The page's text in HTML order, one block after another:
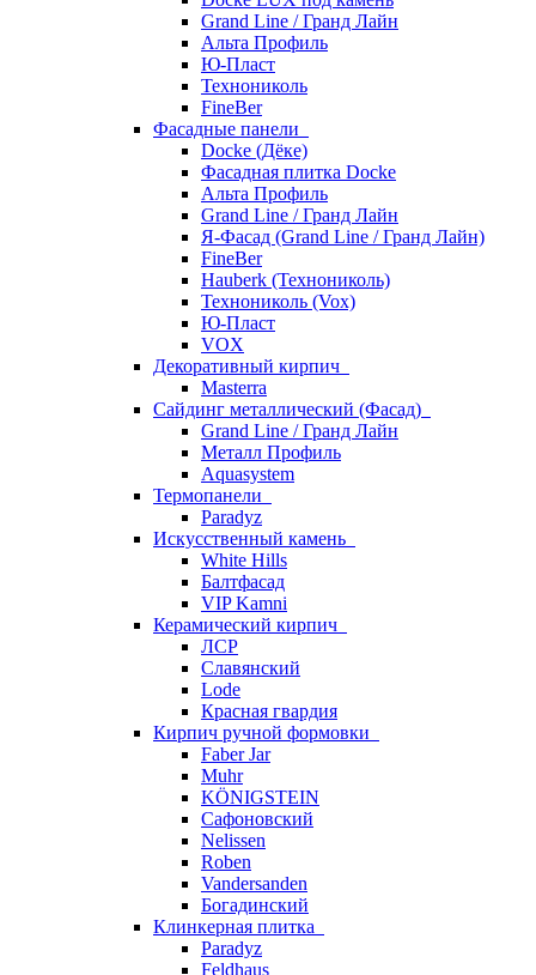
Grand Line / Гранд Лайн
Альта Профиль
Ю-Пласт
Технониколь
FineBer
Фасадные панели
Docke (Дёке)
Фасадная плитка Docke
Альта Профиль
Grand Line / Гранд Лайн
Я-Фасад (Grand Line / Гранд Лайн)
FineBer
Hauberk (Технониколь)
Технониколь (Vox)
Ю-Пласт
VOX
Декоративный кирпич
Masterra
Сайдинг металлический (Фасад)
Grand Line / Гранд Лайн
Металл Профиль
Aquasystem
Термопанели
Paradyz
Искусственный камень
White Hills
Балтфасад
VIP Kamni
Керамический кирпич
ЛСР
Славянский
Lode
Красная гвардия
Кирпич ручной формовки
Faber Jar
Muhr
KÖNIGSTEIN
Сафоновский
Nelissen
Roben
Vandersanden
Богадинский
Клинкерная плитка
Paradyz
Feldhaus